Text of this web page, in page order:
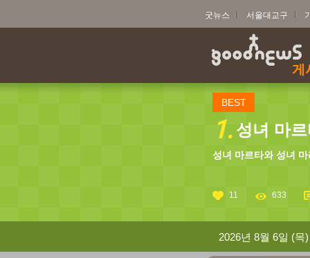
굿뉴스 서울대교구
게
BEST
1. 성녀 마
성녀 마르타와 성녀
11 633
2026년 8월 6일 (목)